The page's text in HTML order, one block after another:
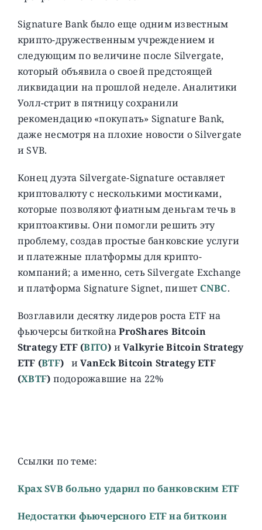
Signature Bank было еще одним известным
крипто-дружественным учреждением и
следующим по величине после Silvergate,
который объявила о своей предстоящей
ликвидации на прошлой неделе. Аналитики
Уолл-стрит в пятницу сохранили
рекомендацию «покупать» Signature Bank,
даже несмотря на плохие новости о Silvergate
и SVB.
Конец дуэта Silvergate-Signature оставляет
криптовалюту с несколькими мостиками,
которые позволяют фиатным деньгам течь в
криптоактивы. Они помогли решить эту
проблему, создав простые банковские услуги
и платежные платформы для крипто-
компаний; а именно, сеть Silvergate Exchange
и платформа Signature Signet, пишет CNBC.
Возглавили десятку лидеров роста ETF на
фьючерсы биткойнаProShares Bitcoin
Strategy ETF (BITO) иValkyrie Bitcoin Strategy
ETF (BTF) иVanEck Bitcoin Strategy ETF
(XBTF) подорожавшие на 22%
Ссылки по теме:
Крах SVB больно ударил по банковским ETF
Недостатки фьючерсного ETF на биткоин